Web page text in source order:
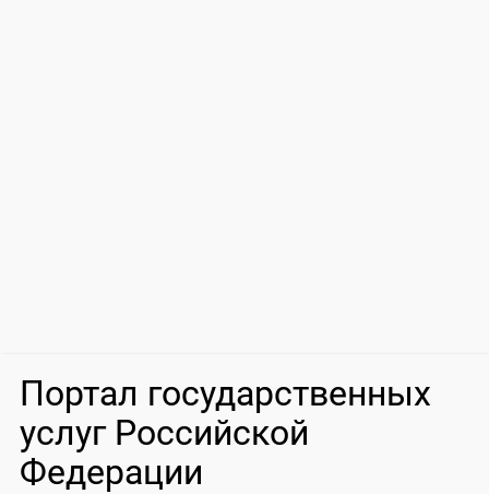
Портал государственных
услуг Российской
Федерации